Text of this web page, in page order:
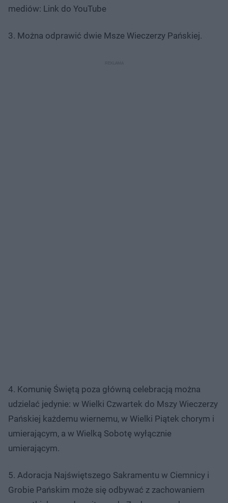
mediów: Link do YouTube
3. Można odprawić dwie Msze Wieczerzy Pańskiej.
4. Komunię Świętą poza główną celebracją można
udzielać jedynie: w Wielki Czwartek do Mszy Wieczerzy
Pańskiej każdemu wiernemu, w Wielki Piątek chorym i
umierającym, a w Wielką Sobotę wyłącznie
umierającym.
5. Adoracja Najświętszego Sakramentu w Ciemnicy i
Grobie Pańskim może się odbywać z zachowaniem